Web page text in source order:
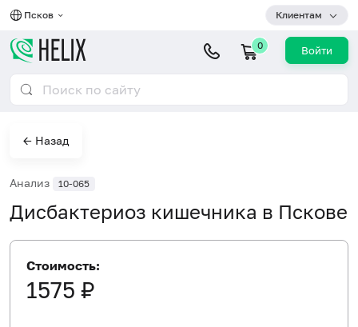
Псков Клиентам
0 Войти
← Назад
Анализ 10-065
Дисбактериоз кишечника в Пскове
Стоимость:
1575 ₽